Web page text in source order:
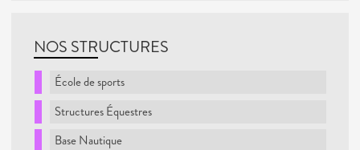
NOS STRUCTURES
École de sports
Structures Équestres
Base Nautique